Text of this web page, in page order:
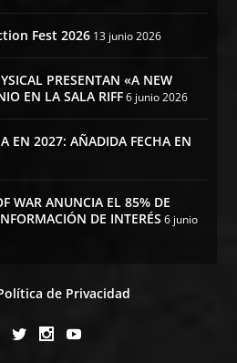
Fest 2026 13 junio 2026
PRESENTAN «A NEW
EN LA SALA RIFF 6 junio 2026
EN 2027: AÑADIDA FECHA EN
WAR ANUNCIA EL 85% DE
DE INTERÉS 6 junio
de Privacidad